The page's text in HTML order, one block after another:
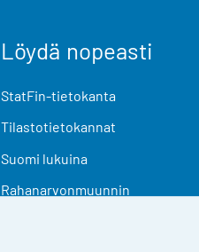
Löydä nopeasti
StatFin-tietokanta
Tilastotietokannat
Suomi lukuina
Rahanarvonmuunnin